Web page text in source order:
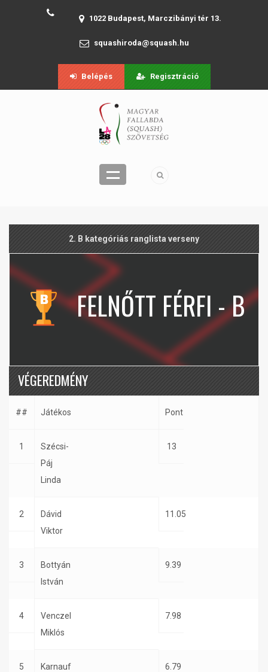
1022 Budapest, Marczibányi tér 13.
squashiroda@squash.hu
Belépés Regisztráció
2. B kategóriás ranglista verseny
FELNŐTT FÉRFI - B
VÉGEREDMÉNY
## Játékos Pont
1
Szécsi-
Páj
Linda
13
2
Dávid
Viktor
11.05
3
Bottyán
István
9.39
4
Venczel
Miklós
7.98
5
Karnauf
6.79